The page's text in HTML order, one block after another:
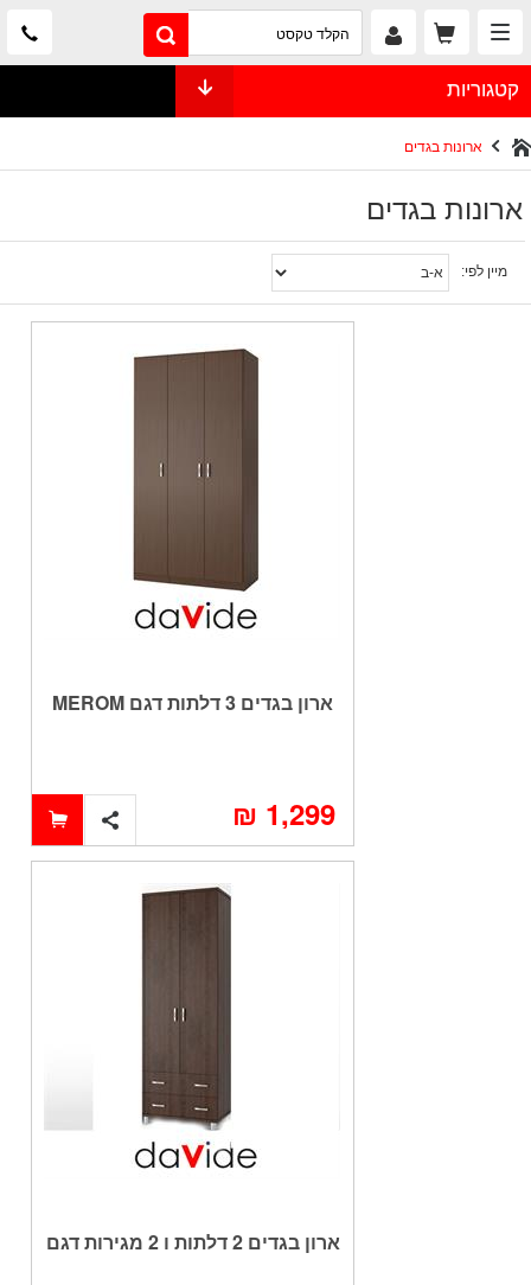
קטגוריות
ארונות בגדים
ארונות בגדים
מיין לפי:
ארון בגדים 3 דלתות דגם MEROM
1,299 ₪
ארון בגדים 2 דלתות ו 2 מגירות דגם